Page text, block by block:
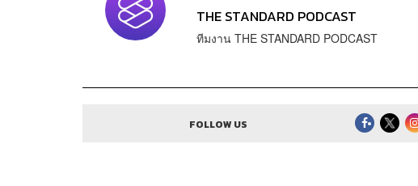
THE STANDARD PODCAST
ทีมงาน THE STANDARD PODCAST
FOLLOW US